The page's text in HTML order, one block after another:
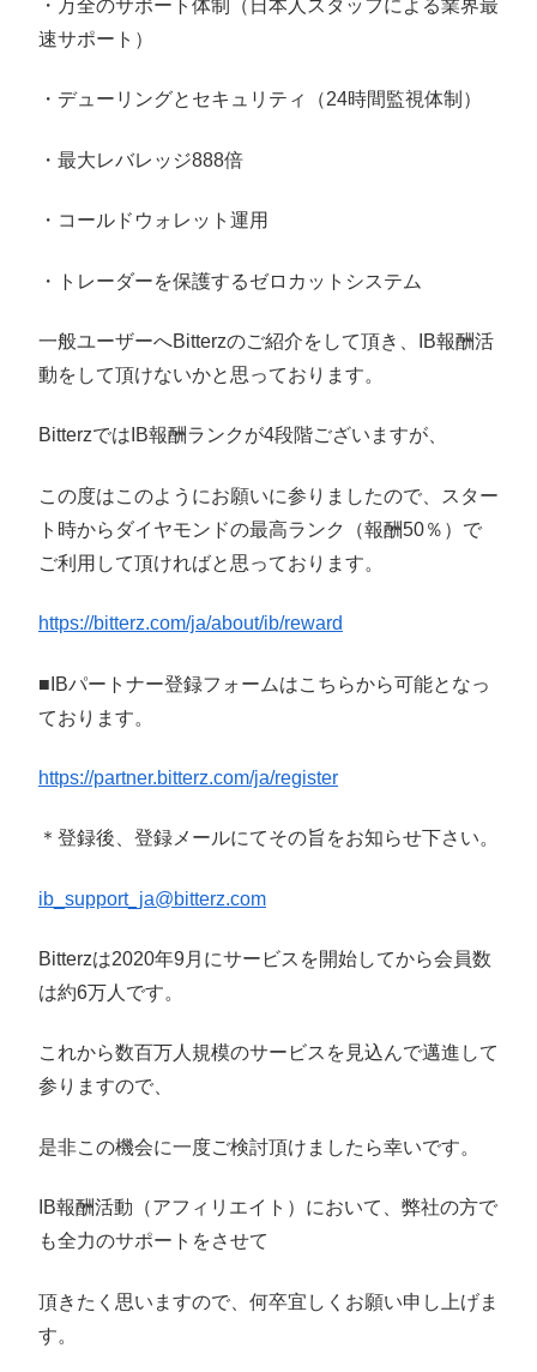
・万全のサポート体制（日本人スタッフによる業界最
速サポート）
・デューリングとセキュリティ（24時間監視体制）
・最大レバレッジ888倍
・コールドウォレット運用
・トレーダーを保護するゼロカットシステム
一般ユーザーへBitterzのご紹介をして頂き、IB報酬活
動をして頂けないかと思っております。
BitterzではIB報酬ランクが4段階ございますが、
この度はこのようにお願いに参りましたので、スター
ト時からダイヤモンドの最高ランク（報酬50％）で
ご利用して頂ければと思っております。
https://bitterz.com/ja/about/ib/reward
■IBパートナー登録フォームはこちらから可能となっ
ております。
https://partner.bitterz.com/ja/register
＊登録後、登録メールにてその旨をお知らせ下さい。
ib_support_ja@bitterz.com
Bitterzは2020年9月にサービスを開始してから会員数
は約6万人です。
これから数百万人規模のサービスを見込んで邁進して
参りますので、
是非この機会に一度ご検討頂けましたら幸いです。
IB報酬活動（アフィリエイト）において、弊社の方で
も全力のサポートをさせて
頂きたく思いますので、何卒宜しくお願い申し上げま
す。